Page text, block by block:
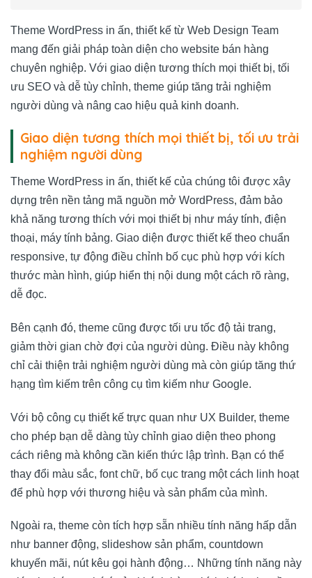
Theme WordPress in ấn, thiết kế từ Web Design Team
mang đến giải pháp toàn diện cho website bán hàng
chuyên nghiệp. Với giao diện tương thích mọi thiết bị, tối
ưu SEO và dễ tùy chỉnh, theme giúp tăng trải nghiệm
người dùng và nâng cao hiệu quả kinh doanh.
Giao diện tương thích mọi thiết bị, tối ưu trải
nghiệm người dùng
Theme WordPress in ấn, thiết kế của chúng tôi được xây
dựng trên nền tảng mã nguồn mở WordPress, đảm bảo
khả năng tương thích với mọi thiết bị như máy tính, điện
thoại, máy tính bảng. Giao diện được thiết kế theo chuẩn
responsive, tự động điều chỉnh bố cục phù hợp với kích
thước màn hình, giúp hiển thị nội dung một cách rõ ràng,
dễ đọc.
Bên cạnh đó, theme cũng được tối ưu tốc độ tải trang,
giảm thời gian chờ đợi của người dùng. Điều này không
chỉ cải thiện trải nghiệm người dùng mà còn giúp tăng thứ
hạng tìm kiếm trên công cụ tìm kiếm như Google.
Với bộ công cụ thiết kế trực quan như UX Builder, theme
cho phép bạn dễ dàng tùy chỉnh giao diện theo phong
cách riêng mà không cần kiến thức lập trình. Bạn có thể
thay đổi màu sắc, font chữ, bố cục trang một cách linh hoạt
để phù hợp với thương hiệu và sản phẩm của mình.
Ngoài ra, theme còn tích hợp sẵn nhiều tính năng hấp dẫn
như banner động, slideshow sản phẩm, countdown
khuyến mãi, nút kêu gọi hành động… Những tính năng này